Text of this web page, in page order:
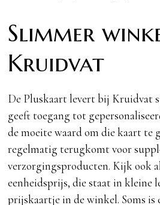
Slimmer
Kruidvat
De Pluskaart levert bij Kruidvat
geeft toegang tot
de moeite waard om die kaart te
regelmatig terugkomt voor
verzorgingsproducten. Kijk ook
eenheidsprijs, die staat in kleine
prijskaartje in de winkel. Soms